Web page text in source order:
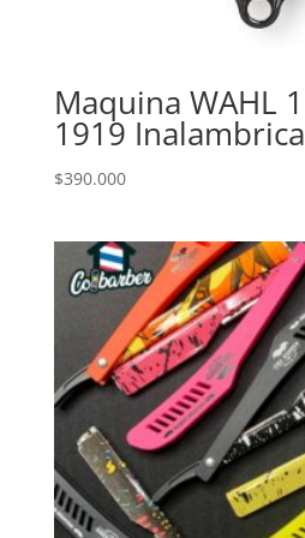
Maquina WAHL
1919 Inalambrica
$390.000